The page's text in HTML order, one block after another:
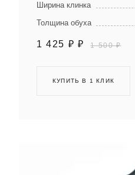
Ширина клинка
Толщина обуха
1 425 ₽ ₽ 1 500 ₽
КУПИТЬ В 1 КЛИК